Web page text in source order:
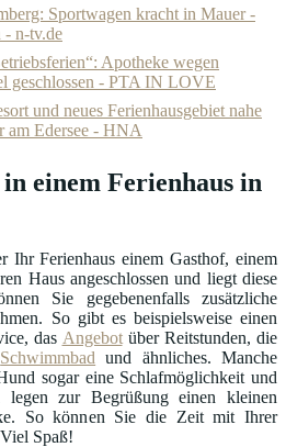
Sportwagen kracht in Mauer -
- n-tv.de
Apotheke wegen
geschlossen - PTA IN LOVE
und neues Ferienhausgebiet nahe
am Edersee - HNA
einem Ferienhaus in
Ihr Ferienhaus einem Gasthof, einem
Haus angeschlossen und liegt diese
Sie gegebenenfalls zusätzliche
So gibt es beispielsweise einen
das Angebotüber Reitstunden, die
Schwimmbad und ähnliches. Manche
sogar eine Schlafmöglichkeit und
zur Begrüßung einen kleinen
So können Sie die Zeit mit Ihrer
Spaß!